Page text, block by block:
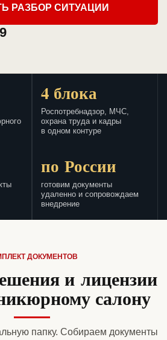
РАЗБОР СИТУАЦИИ
4 блока
Роспотребнадзор, МЧС,
охрана труда и кадры
в одном контуре
по России
готовим документы
удаленно и сопровождаем
внедрение
ДОКУМЕНТОВ
и лицензии
салону
папку. Собираем документы